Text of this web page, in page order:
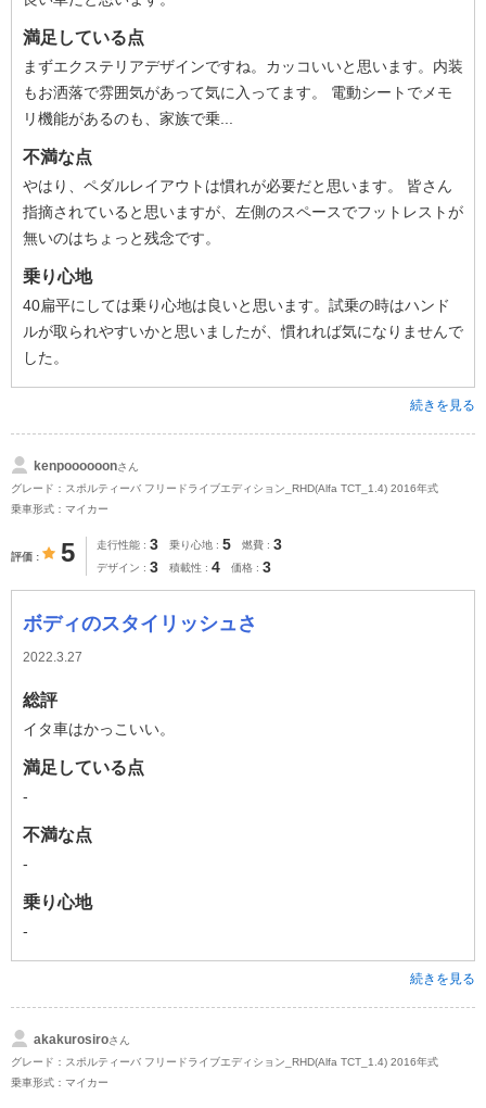
満足している点
まずエクステリアデザインですね。カッコいいと思います。内装
もお洒落で雰囲気があって気に入ってます。 電動シートでメモ
リ機能があるのも、家族で乗...
不満な点
やはり、ペダルレイアウトは慣れが必要だと思います。 皆さん
指摘されていると思いますが、左側のスペースでフットレストが
無いのはちょっと残念です。
乗り心地
40扁平にしては乗り心地は良いと思います。試乗の時はハンド
ルが取られやすいかと思いましたが、慣れれば気になりませんで
した。
続きを見る
kenpoooooonさん
グレード：スポルティーバ フリードライブエディション_RHD(Alfa TCT_1.4) 2016年式
乗車形式：マイカー
評価 5 走行性能 3 乗り心地 5 燃費 3
デザイン 3 積載性 4 価格 3
ボディのスタイリッシュさ
2022.3.27
総評
イタ車はかっこいい。
満足している点
-
不満な点
-
乗り心地
-
続きを見る
akakurosiroさん
グレード：スポルティーバ フリードライブエディション_RHD(Alfa TCT_1.4) 2016年式
乗車形式：マイカー